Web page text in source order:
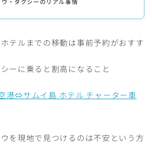
テルまでの移動は事前予約がおすす
シーに乗ると割高になること
港⇔サムイ島 ホテル チャーター車
を現地で見つけるのは不安という方